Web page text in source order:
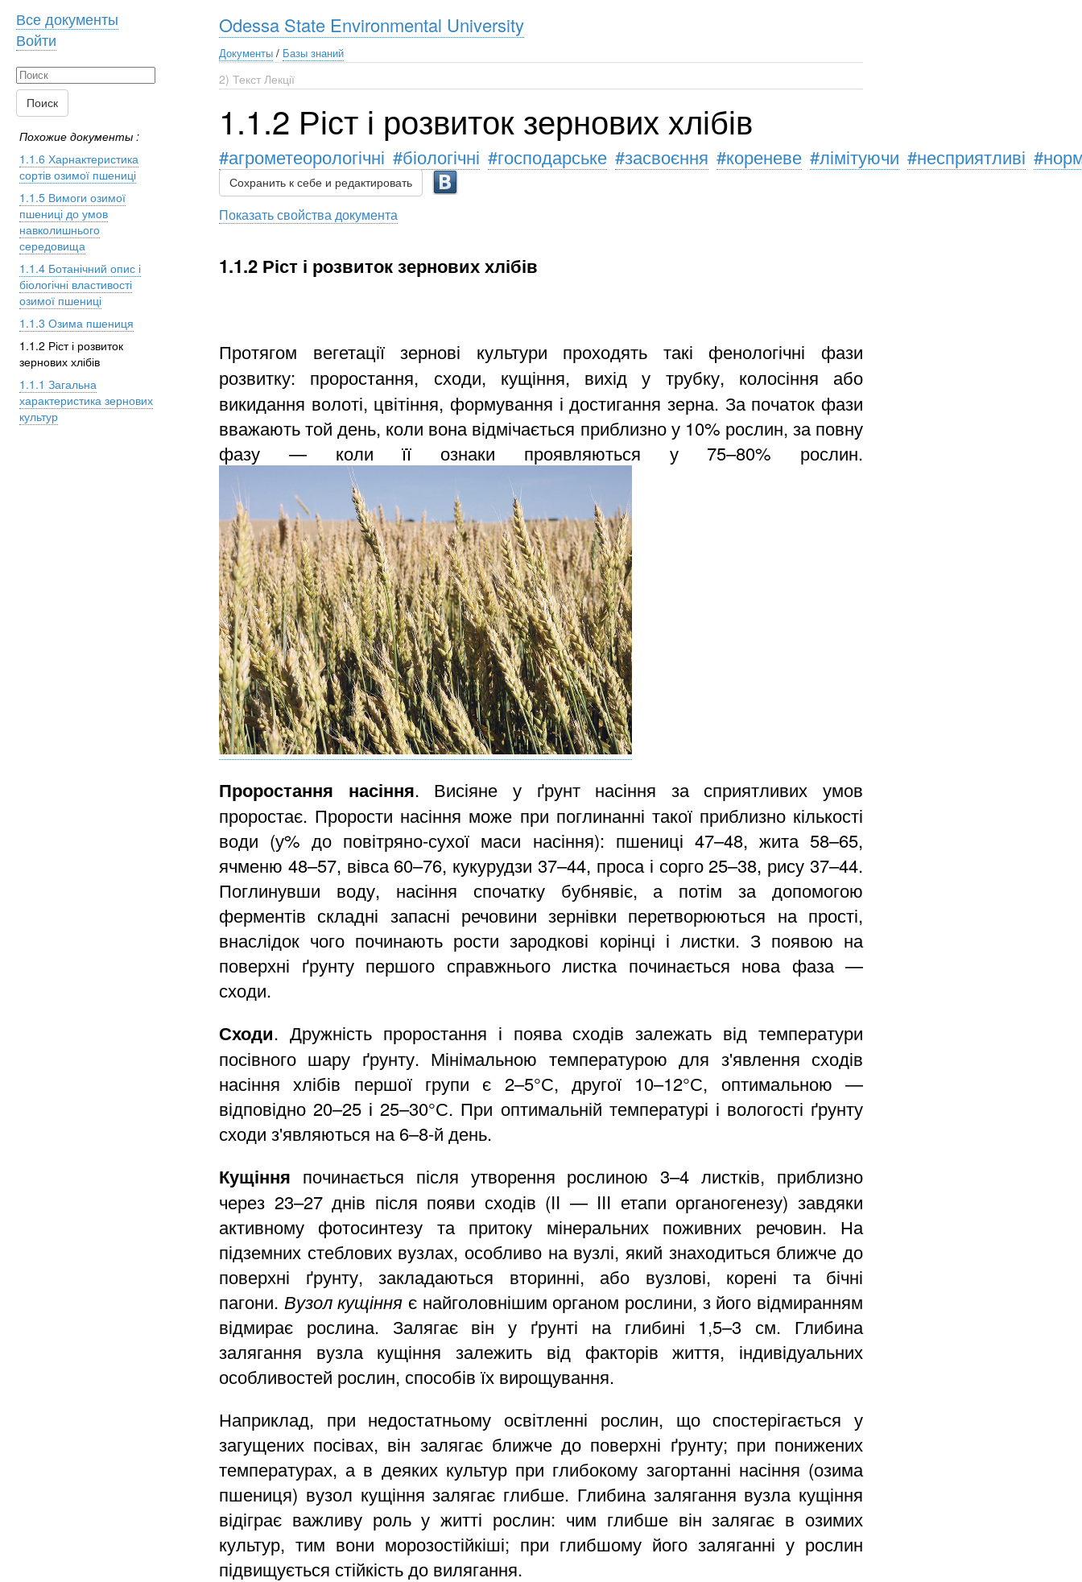
Odessa State Environmental University
Документы / Базы знаний
2) Текст Лекції
1.1.2 Ріст і розвиток зернових хлібів
#агрометеорологічні #біологічні #господарське #засвоєння #кореневе #лімітуючи #несприятливі
Сохранить к себе и редактировать
Показать свойства документа
1.1.2 Ріст і розвиток зернових хлібів
Протягом вегетації зернові культури проходять такі
фенологічні фази
розвитку:
проростання, сходи, кущіння, вихід у трубку, колосіння або
викидання волоті, цвітіння, формування і достигання зерна. За початок фази
вважають той день, коли вона відмічається приблизно у 10% рослин, за повну
фазу — коли її ознаки проявляються у 75–80% рослин.
Проростання насіння. Висіяне у ґрунт насіння за сприятливих умов
проростає. Прорости насіння може при поглинанні такої приблизно кількості
води (у% до повітряно-сухої маси насіння): пшениці 47–48, жита 58–65,
ячменю 48–57, вівса 60–76, кукурудзи 37–44, проса і сорго 25–38, рису 37–44.
Поглинувши воду, насіння спочатку бубнявіє, а потім за допомогою
ферментів складні запасні речовини зернівки перетворюються на прості,
внаслідок чого починають рости зародкові корінці і листки. З появою на
поверхні ґрунту першого справжнього листка починається нова фаза —
сходи.
Сходи. Дружність проростання і поява сходів залежать від температури
посівного шару ґрунту. Мінімальною температурою для з'явлення сходів
насіння хлібів першої групи є 2–5°С, другої 10–12°С, оптимальною —
відповідно 20–25 і 25–30°С. При оптимальній температурі і вологості ґрунту
сходи з'являються на 6–8-й день.
Кущіння починається після утворення рослиною 3–4 листків, приблизно
через 23–27 днів після появи сходів (II — III етапи органогенезу) завдяки
активному фотосинтезу та притоку мінеральних поживних речовин. На
підземних стеблових вузлах, особливо на вузлі, який знаходиться ближче до
поверхні ґрунту, закладаються вторинні, або вузлові, корені та бічні
пагони. Вузол кущіння є найголовнішим органом рослини, з його відмиранням
відмирає рослина. Залягає він у ґрунті на глибині 1,5–3 см. Глибина
залягання вузла кущіння залежить від факторів життя, індивідуальних
особливостей рослин, способів їх вирощування.
Наприклад, при недостатньому освітленні рослин, що спостерігається у
загущених посівах, він залягає ближче до поверхні ґрунту; при понижених
температурах, а в деяких культур при глибокому загортанні насіння (озима
пшениця) вузол кущіння залягає глибше. Глибина залягання вузла кущіння
відіграє важливу роль у житті рослин: чим глибше він залягає в озимих
культур, тим вони морозостійкіші; при глибшому його заляганні у рослин
підвищується стійкість до вилягання.
Все документы
Войти
Поиск
Похожие документы :
1.1.6 Харнактеристика
сортів озимої пшениці
1.1.5 Вимоги озимої
пшениці до умов
навколишнього
середовища
1.1.4 Ботанічний опис і
біологічні властивості
озимої пшениці
1.1.3 Озима пшениця
1.1.2 Ріст і розвиток
зернових хлібів
1.1.1 Загальна
характеристика зернових
культур